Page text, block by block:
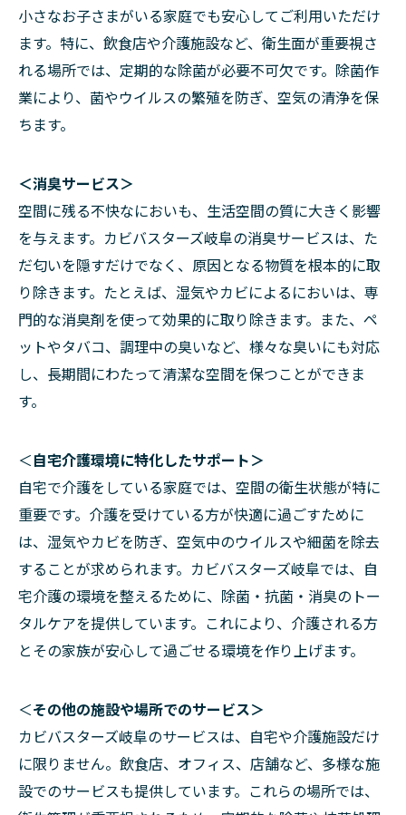
小さなお子さまがいる家庭でも安心してご利用いただけ
ます。特に、飲食店や介護施設など、衛生面が重要視さ
れる場所では、定期的な除菌が必要不可欠です。除菌作
業により、菌やウイルスの繁殖を防ぎ、空気の清浄を保
ちます。
＜消臭サービス＞
空間に残る不快なにおいも、生活空間の質に大きく影響
を与えます。カビバスターズ岐阜の消臭サービスは、た
だ匂いを隠すだけでなく、原因となる物質を根本的に取
り除きます。たとえば、湿気やカビによるにおいは、専
門的な消臭剤を使って効果的に取り除きます。また、ペ
ットやタバコ、調理中の臭いなど、様々な臭いにも対応
し、長期間にわたって清潔な空間を保つことができま
す。
＜自宅介護環境に特化したサポート＞
自宅で介護をしている家庭では、空間の衛生状態が特に
重要です。介護を受けている方が快適に過ごすために
は、湿気やカビを防ぎ、空気中のウイルスや細菌を除去
することが求められます。カビバスターズ岐阜では、自
宅介護の環境を整えるために、除菌・抗菌・消臭のトー
タルケアを提供しています。これにより、介護される方
とその家族が安心して過ごせる環境を作り上げます。
＜その他の施設や場所でのサービス＞
カビバスターズ岐阜のサービスは、自宅や介護施設だけ
に限りません。飲食店、オフィス、店舗など、多様な施
設でのサービスも提供しています。これらの場所では、